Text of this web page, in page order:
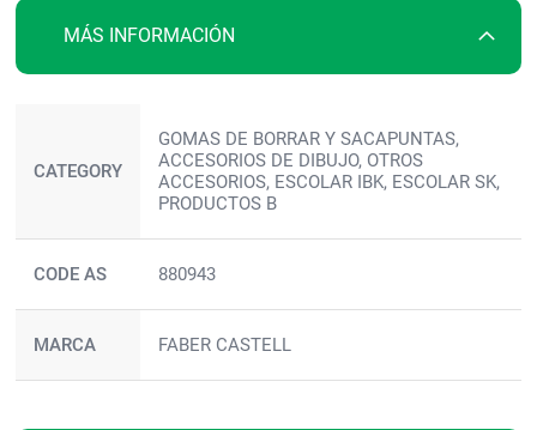
MÁS INFORMACIÓN
CATEGORY
GOMAS DE BORRAR Y SACAPUNTAS,
ACCESORIOS DE DIBUJO, OTROS
ACCESORIOS, ESCOLAR IBK, ESCOLAR SK,
PRODUCTOS B
CODE AS 880943
MARCA FABER CASTELL